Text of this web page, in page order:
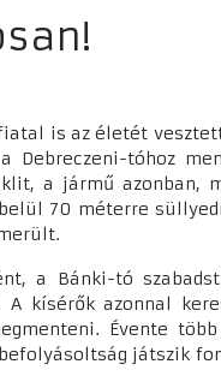
is az életét
Debreczeni-tóhoz
a jármű azonban,
70 méterre
a Bánki-tó
kísérők azonnal
Évente
játszik